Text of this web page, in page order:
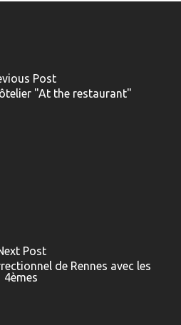
Post
"At the restaurant"
Post
de Rennes avec les
4èmes